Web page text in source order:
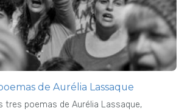
de Aurélia Lassaque
tres poemas de Aurélia Lassaque,